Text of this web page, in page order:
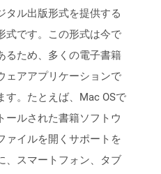
タル出版形式を提供する
式です。この形式は今で
るため、多くの電子書籍
ェアアプリケーションで
す。たとえば、Mac OSで
ールされた書籍ソフトウ
ァイルを開くサポートを
、スマートフォン、タブ